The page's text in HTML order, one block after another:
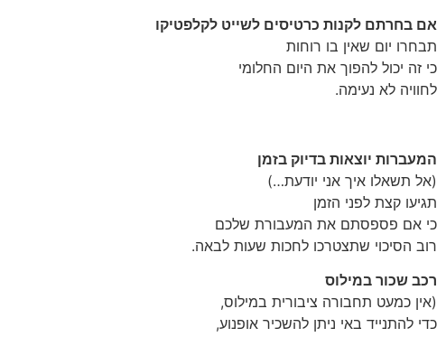
אם בחרתם לקנות כרטיסים לשייט לקלפטיקו
תבחרו יום שאין בו רוחות
כי זה יכול להפוך את היום החלומי
לחוויה לא נעימה.
המעברות יוצאות בדיוק בזמן
(אל תשאלו איך אני יודעת…)
תגיעו קצת לפני הזמן
כי אם פספסתם את המעבורת שלכם
רוב הסיכוי שתצטרכו לחכות שעות לבאה.
רכב שכור במילוס
(אין כמעט תחבורה ציבורית במילוס,
כדי להתנייד באי ניתן להשכיר אופנוע,